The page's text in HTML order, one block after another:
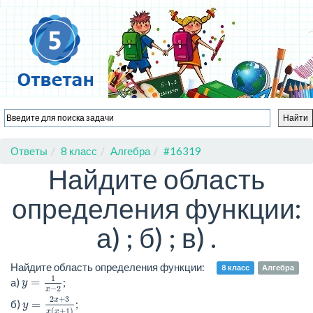
Ответы 8 класс Алгебра #16319
Найдите область
определения функции:
а) ; б) ; в) .
8 класс Алгебра
Найдите область определения функции:
а) y = 1
x−2
y=1x−2;
б) y = 2x+3
( +1)
x+3x(
;